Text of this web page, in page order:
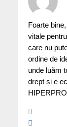
Foarte
vitale
care nu
ordine de
unde luăm
drept și e